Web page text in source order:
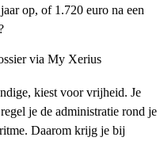
op, of 1.720 euro na een
via My Xerius
kiest voor vrijheid. Je
je de administratie rond je
Daarom krijg je bij